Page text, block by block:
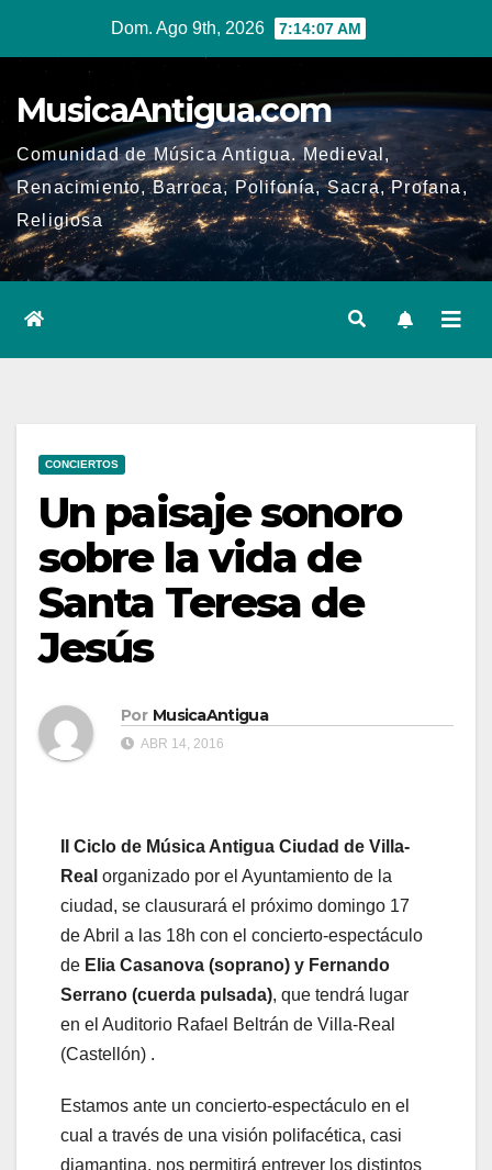
Dom. Ago 9th, 2026 7:14:08 AM
MusicaAntigua.com
Comunidad de Música Antigua. Medieval,
Renacimiento, Barroca, Polifonía, Sacra, Profana,
Religiosa
CONCIERTOS
Un paisaje sonoro
sobre la vida de
Santa Teresa de
Jesús
Por MusicaAntigua
ABR 14, 2016
II Ciclo de Música Antigua Ciudad de Villa-
Real organizado por el Ayuntamiento de la
ciudad, se clausurará el próximo domingo 17
de Abril a las 18h con el concierto-espectáculo
de Elia Casanova (soprano) y Fernando
Serrano (cuerda pulsada), que tendrá lugar
en el Auditorio Rafael Beltrán de Villa-Real
(Castellón) .
Estamos ante un concierto-espectáculo en el
cual a través de una visión polifacética, casi
diamantina, nos permitirá entrever los distintos